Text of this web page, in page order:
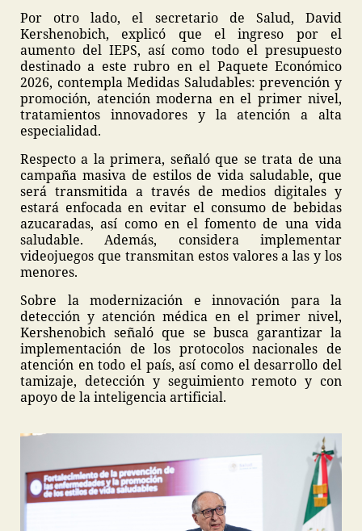
Por otro lado, el secretario de Salud, David
Kershenobich, explicó que el ingreso por el
aumento del IEPS, así como todo el presupuesto
destinado a este rubro en el Paquete Económico
2026, contempla Medidas Saludables: prevención y
promoción, atención moderna en el primer nivel,
tratamientos innovadores y la atención a alta
especialidad.
Respecto a la primera, señaló que se trata de una
campaña masiva de estilos de vida saludable, que
será transmitida a través de medios digitales y
estará enfocada en evitar el consumo de bebidas
azucaradas, así como en el fomento de una vida
saludable. Además, considera implementar
videojuegos que transmitan estos valores a las y los
menores.
Sobre la modernización e innovación para la
detección y atención médica en el primer nivel,
Kershenobich señaló que se busca garantizar la
implementación de los protocolos nacionales de
atención en todo el país, así como el desarrollo del
tamizaje, detección y seguimiento remoto y con
apoyo de la inteligencia artificial.